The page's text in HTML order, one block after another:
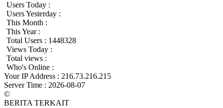
Users Today :
Users Yesterday :
This Month :
This Year :
Total Users : 1448328
Views Today :
Total views :
Who's Online :
Your IP Address : 216.73.216.215
Server Time : 2026-08-07
©
BERITA TERKAIT